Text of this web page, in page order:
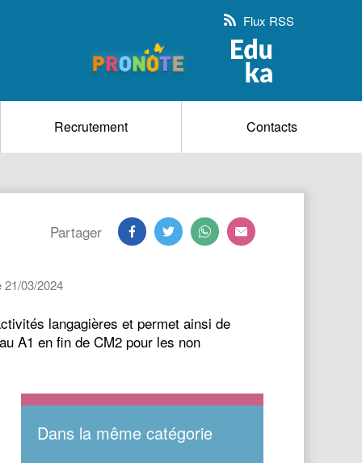
Flux RSS
Recrutement Contacts
Partager
03/2024
langagières et permet ainsi de
A1 en fin de CM2 pour les non
Dans la même catégorie